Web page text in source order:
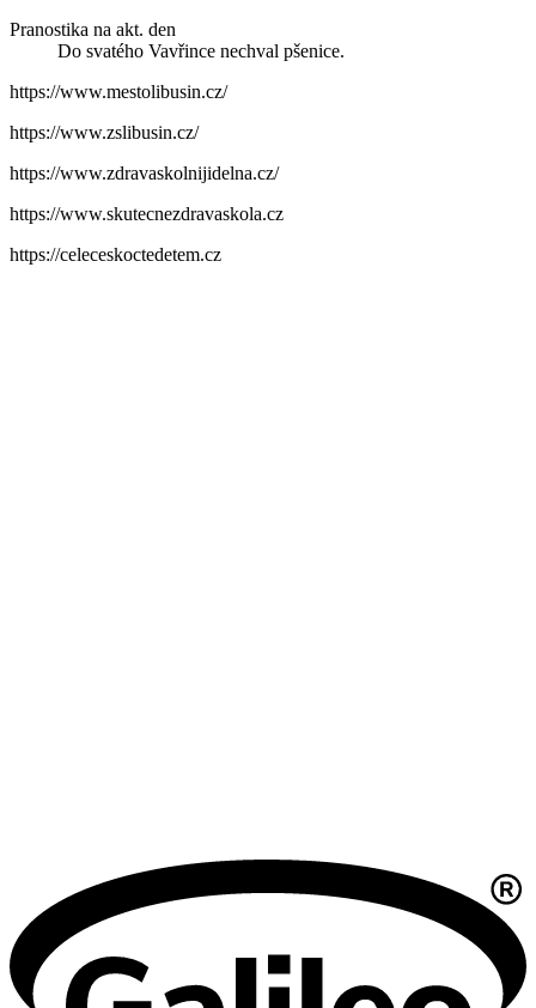
Pranostika na akt. den
Do svatého Vavřince nechval pšenice.
https://www.mestolibusin.cz/
https://www.zslibusin.cz/
https://www.zdravaskolnijidelna.cz/
https://www.skutecnezdravaskola.cz
https://celeceskoctedetem.cz